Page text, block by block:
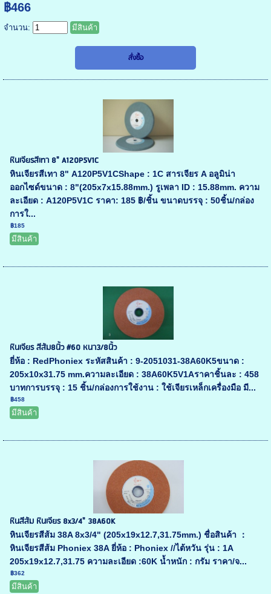
฿466
จำนวน: มีสินค้า
หินเจียรสีเทา 8" A120P5V1C
หินเจียรสีเทา 8" A120P5V1CShape : 1C สารเจียร A อลูมิน่า
ออกไซด์ขนาด : 8"(205x7x15.88mm.) รูเพลา ID : 15.88mm. ความ
ละเอียด : A120P5V1C ราคา: 185 ฿/ชิ้น ขนาดบรรจุ : 50ชิ้น/กล่อง
การใ...
฿185
มีสินค้า
หินเจียร สีส้ม8นิ้ว #60 หนา3/8นิ้ว
ยี่ห้อ : RedPhoniex ระหัสสินค้า : 9-2051031-38A60K5ขนาด :
205x10x31.75 mm.ความละเอียด : 38A60K5V1Aราคาชิ้นละ : 458
บาทการบรรจุ : 15 ชิ้น/กล่องการใช้งาน : ใช้เจียรเหล็กเครื่องมือ มี...
฿458
มีสินค้า
หินสีส้ม หินเจียร 8x3/4" 38A60K
หินเจียรสีส้ม 38A 8x3/4" (205x19x12.7,31.75mm.) ชื่อสินค้า ：
หินเจียรสีส้ม Phoniex 38A ยี่ห้อ : Phoniex //ไต้หวัน รุ่น : 1A
205x19x12.7,31.75 ความละเอียด :60K น้ำหนัก : กรัม ราคา/จ...
฿362
มีสินค้า